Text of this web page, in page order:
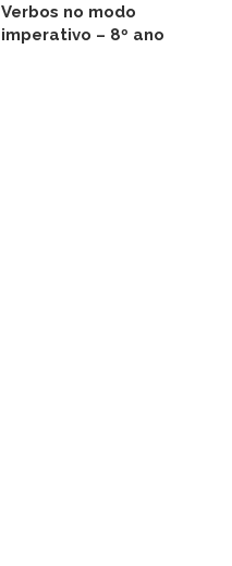
Verbos no modo
imperativo – 8º ano